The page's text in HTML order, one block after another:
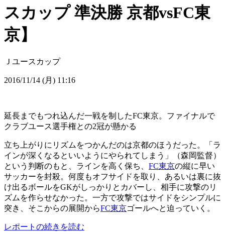
スカップ 準決勝 京都vsFC東
京】
Ｊユースカップ
2016/11/14 (月) 11:16
延長までもつれ込んだ一戦を制したFC東京。ファイナルで
クラブユース選手権との2冠が懸かる
立ち上がりにリズムをつかんだのは京都のほうだった。「ラ
インが深くなるといいようにやられてしまう」（森岡監督）
という判断のもと、ラインを高く保ち、 FC東京の縦に早い
サッカーを封殺。何度もオフサイドを取り、あるいは裏に抜
け出るボールをGKがしっかりとカバーし、相手に攻撃のリ
ズムを作らせなかった。一方で攻撃ではサイドをシンプルに
突き、そこからの展開からFC東京ゴールへと迫っていく。
レポートの続きを読む